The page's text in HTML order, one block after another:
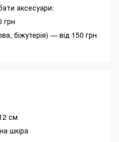
аксесуари:
грн
біжутерія) — від 150 грн
см
шкіра